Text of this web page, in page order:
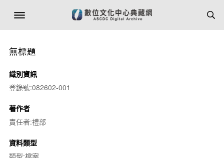
無標題
識別資訊
登錄號:082602-001
著作者
責任者:禮部
資料類型
類型:檔案